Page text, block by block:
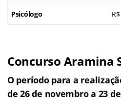
Psicólogo
Concurso Aramina
O período para a
de 26 de novembro a 23